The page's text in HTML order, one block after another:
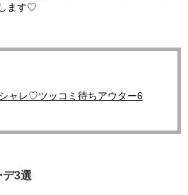
ます♡
ャレ♡ツッコミ待ちアウター6
3選